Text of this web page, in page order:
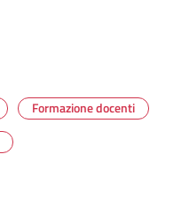
Formazione docenti